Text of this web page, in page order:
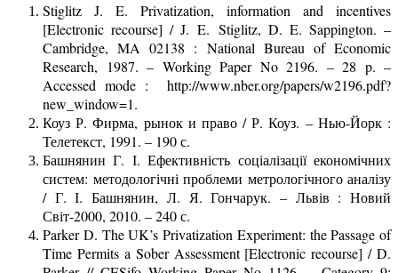
Stiglitz J. E. Privatization, information and incentives
[Electronic recourse] / J. E. Stiglitz, D. E. Sappington. –
Cambridge, MA 02138 : National Bureau of Economic
Research, 1987. – Working Paper No 2196. – 28 p. –
Accessed mode : http://www.nber.org/papers/w2196.pdf?
new_window=1.
Коуз Р. Фирма, рынок и право / Р. Коуз. – Нью-Йорк :
Телетекст, 1991. – 190 с.
Башнянин Г. І. Ефективність соціалізації економічних
систем: методологічні проблеми метрологічного аналізу
/ Г. І. Башнянин, Л. Я. Гончарук. – Львів : Новий
Світ-2000, 2010. – 240 с.
Parker D. The UK’s Privatization Experiment: the Passage of
Time Permits a Sober Assessment [Electronic recourse] / D.